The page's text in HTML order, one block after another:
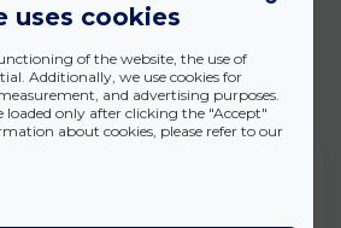
uses cookies
of the website, the use of
Additionally, we use cookies for
and advertising purposes.
loaded only after clicking the "Accept"
about cookies, please refer to our